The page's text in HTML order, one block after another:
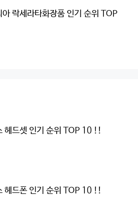
아 락세라타화장품 인기 순위 TOP
헤드셋 인기 순위 TOP 10 !!
헤드폰 인기 순위 TOP 10 !!